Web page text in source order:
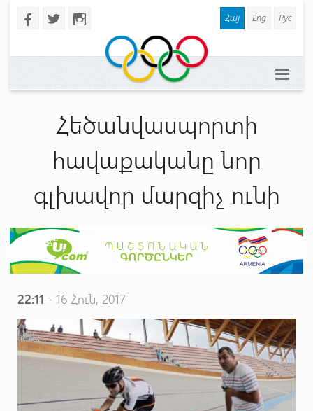
b a x Հայ Eng Рус
Հեծանվասպորտի
հավաքականը նոր
գլխավոր մարզիչ ունի
22:11 - 16 Հուն, 2017